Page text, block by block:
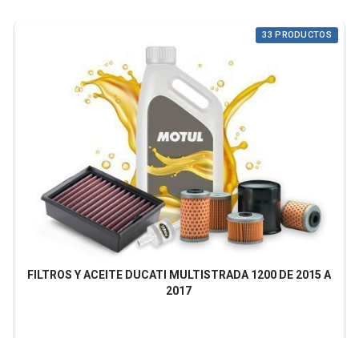
33 PRODUCTOS
FILTROS Y ACEITE DUCATI MULTISTRADA 1200 DE 2015 A
2017